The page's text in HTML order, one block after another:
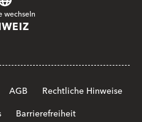
wechseln
AGB
Rechtliche Hinweise
Barrierefreiheit